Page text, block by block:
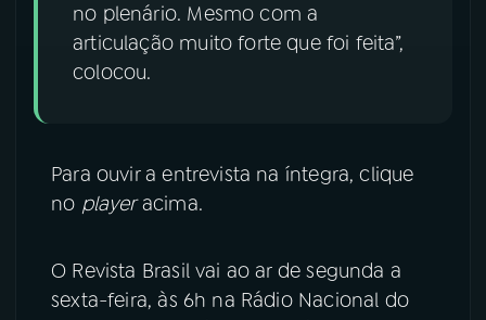
no plenário. Mesmo com a
articulação muito forte que foi feita”,
colocou.
Para ouvir a entrevista na íntegra, clique
no playeracima.
O Revista Brasil vai ao ar de segunda a
sexta-feira, às 6h na Rádio Nacional do